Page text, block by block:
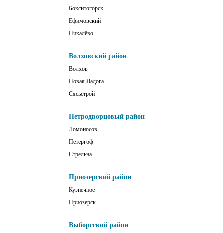
Бокситогорск
Ефимовский
Пикалёво
Волховский район
Волхов
Новая Ладога
Сясьстрой
Петродворцовый район
Ломоносов
Петергоф
Стрельна
Приозерский район
Кузнечное
Приозерск
Выборгский район